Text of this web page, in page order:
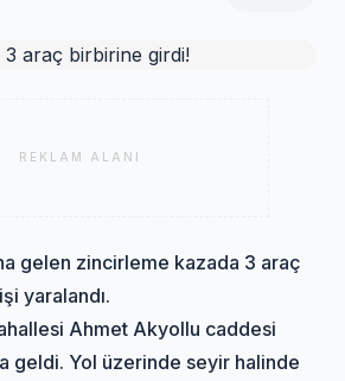
REKLAM ALANI
gelen zincirleme kazada 3 araç
yaralandı.
Ahmet Akyollu caddesi
geldi. Yol üzerinde seyir halinde